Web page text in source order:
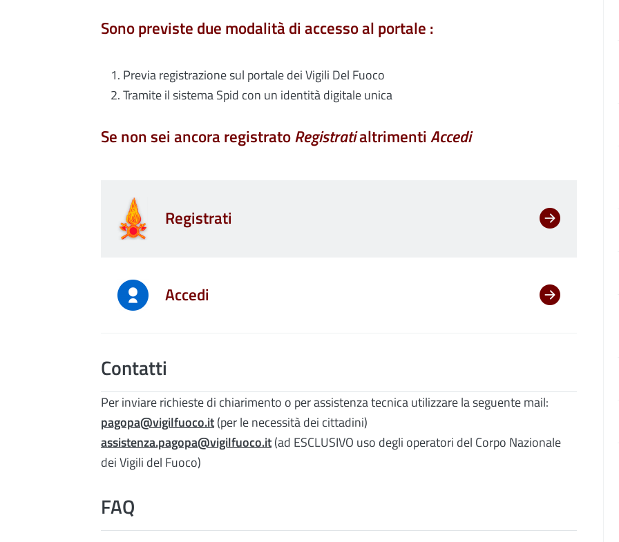
Sono previste due modalità di accesso al portale :
Previa registrazione sul portale dei Vigili Del Fuoco
Tramite il sistema Spid con un identità digitale unica
Se non sei ancora registratoRegistratialtrimenti Accedi
Registrati
Accedi
Contatti
Per inviare richieste di chiarimento o per assistenza tecnica utilizzare la seguente mail:
pagopa@vigilfuoco.it(per le necessità dei cittadini)
assistenza.pagopa@vigilfuoco.it(ad ESCLUSIVO uso degli operatori del Corpo Nazionale
dei Vigili del Fuoco)
FAQ